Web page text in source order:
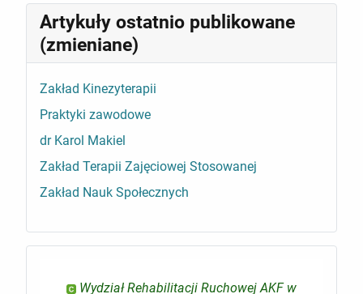
Artykuły ostatnio publikowane
(zmieniane)
Zakład Kinezyterapii
Praktyki zawodowe
dr Karol Makiel
Zakład Terapii Zajęciowej Stosowanej
Zakład Nauk Społecznych
Wydział Rehabilitacji Ruchowej AKF w